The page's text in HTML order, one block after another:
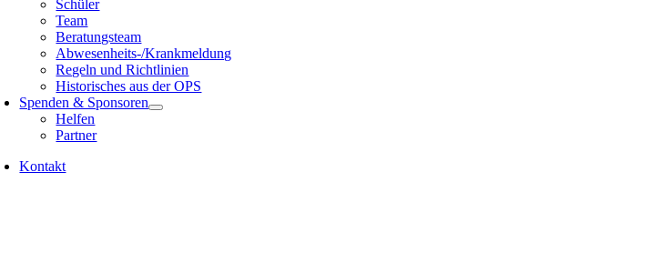
Schüler
Team
Beratungsteam
Abwesenheits-/Krankmeldung
Regeln und Richtlinien
Historisches aus der OPS
Spenden & Sponsoren
Helfen
Partner
Kontakt